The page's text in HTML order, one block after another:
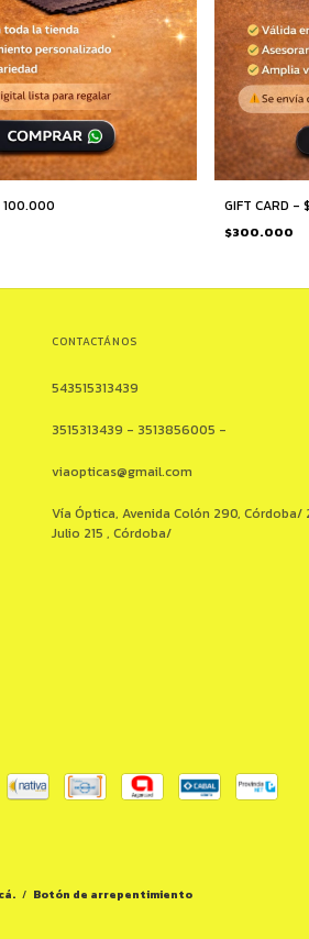
100.000 GIFT CARD
$300.000
CONTACTÁNOS
543515313439
3515313439 - 3513856005 -
viaopticas@gmail.com
Vía Óptica, Avenida Colón 290, Córdoba/
Julio 215 , Córdoba/
/ Botón de arrepentimiento